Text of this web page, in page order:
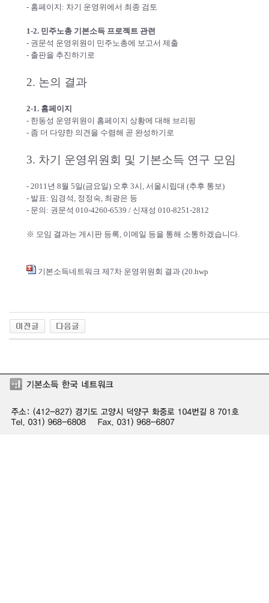
- 홈페이지: 차기 운영위에서 최종 검토
1-2. 민주노총 기본소득 프로젝트 관련
- 권문석 운영위원이 민주노총에 보고서 제출
- 출판을 추진하기로
2. 논의 결과
2-1. 홈페이지
- 한동성 운영위원이 홈페이지 상황에 대해 브리핑
- 좀 더 다양한 의견을 수렴해 곧 완성하기로
3. 차기 운영위원회 및 기본소득 연구 모임
- 2011년 8월 5일(금요일) 오후 3시, 서울시립대 (추후 통보)
- 발표: 임경석, 정정숙, 최광은 등
- 문의: 권문석 010-4260-6539 / 신재성 010-8251-2812
※ 모임 결과는 게시판 등록, 이메일 등을 통해 소통하겠습니다.
기본소득네트워크 제7차 운영위원회 결과 (20.hwp